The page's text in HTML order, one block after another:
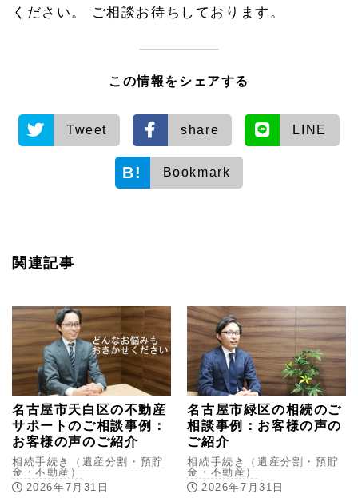
ください。 ご相談お待ちしております。
この情報をシェアする
Tweet share LINE
Bookmark
関連記事
名古屋市天白区の不動産
サポートのご相談事例：
お客様の声のご紹介
相続手続き（遺産分割・預貯
金・不動産）
2026年7月31日
名古屋市緑区の相続のご
相談事例：お客様の声の
ご紹介
相続手続き（遺産分割・預貯
金・不動産）
2026年7月31日